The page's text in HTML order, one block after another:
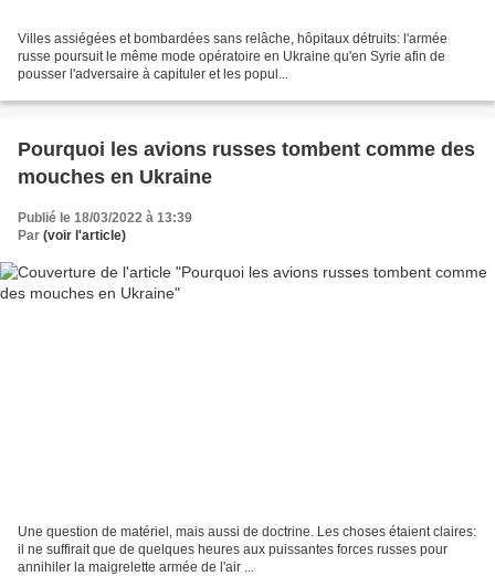
Villes assiégées et bombardées sans relâche, hôpitaux détruits: l'armée
russe poursuit le même mode opératoire en Ukraine qu'en Syrie afin de
pousser l'adversaire à capituler et les popul...
Pourquoi les avions russes tombent comme des
mouches en Ukraine
Publié le 18/03/2022 à 13:39
Par (voir l'article)
Une question de matériel, mais aussi de doctrine. Les choses étaient claires:
il ne suffirait que de quelques heures aux puissantes forces russes pour
annihiler la maigrelette armée de l'air ...